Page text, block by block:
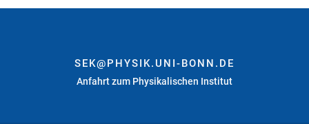
SEK@PHYSIK.UNI-BONN.DE
Anfahrt zum Physikalischen Institut